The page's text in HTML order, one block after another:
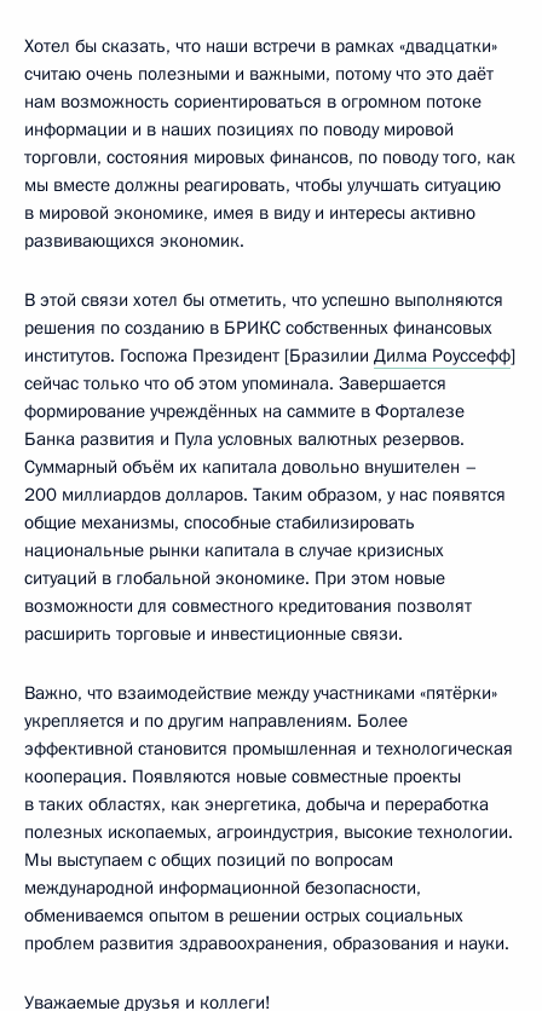
Хотел бы сказать, что наши встречи в рамках «двадцатки»
считаю очень полезными и важными, потому что это даёт
нам возможность сориентироваться в огромном потоке
информации и в наших позициях по поводу мировой
торговли, состояния мировых финансов, по поводу того, как
мы вместе должны реагировать, чтобы улучшать ситуацию
в мировой экономике, имея в виду и интересы активно
развивающихся экономик.
В этой связи хотел бы отметить, что успешно выполняются
решения по созданию в БРИКС собственных финансовых
институтов. Госпожа Президент [Бразилии Дилма Роуссефф]
сейчас только что об этом упоминала. Завершается
формирование учреждённых на саммите в Форталезе
Банка развития и Пула условных валютных резервов.
Суммарный объём их капитала довольно внушителен –
200 миллиардов долларов. Таким образом, у нас появятся
общие механизмы, способные стабилизировать
национальные рынки капитала в случае кризисных
ситуаций в глобальной экономике. При этом новые
возможности для совместного кредитования позволят
расширить торговые и инвестиционные связи.
Важно, что взаимодействие между участниками «пятёрки»
укрепляется и по другим направлениям. Более
эффективной становится промышленная и технологическая
кооперация. Появляются новые совместные проекты
в таких областях, как энергетика, добыча и переработка
полезных ископаемых, агроиндустрия, высокие технологии.
Мы выступаем с общих позиций по вопросам
международной информационной безопасности,
обмениваемся опытом в решении острых социальных
проблем развития здравоохранения, образования и науки.
Уважаемые друзья и коллеги!